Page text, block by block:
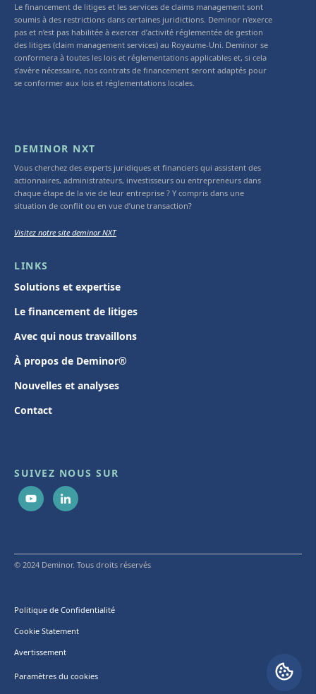
Le financement de litiges et les services de claims management sont
soumis à des restrictions dans certaines juridictions. Deminor n’exerce
pas et n’est pas habilitée à exercer d’activité réglementée de gestion
des litiges (claim management services) au Royaume-Uni. Deminor se
conformera à toutes les lois et réglementations applicables et, si cela
s’avère nécessaire, nos contrats de financement seront adaptés pour
se conformer aux lois et réglementations locales.
DEMINOR NXT
Vous cherchez des experts juridiques et financiers qui assistent des
actionnaires, administrateurs, investisseurs ou entrepreneurs dans
chaque étape de la vie de leur entreprise ? Y compris dans une
situation de conflit ou en vue d’une transaction?
Visitez notre site deminor NXT
LINKS
Solutions et expertise
Le financement de litiges
Avec qui nous travaillons
À propos de Deminor®
Nouvelles et analyses
Contact
SUIVEZ NOUS SUR
© 2024 Deminor. Tous droits réservés
Politique de Confidentialité
Cookie Statement
Avertissement
Paramètres du cookies